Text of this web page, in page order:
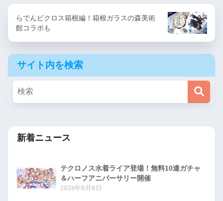
らでんピクロス箱根編！箱根ガラスの森美術
館コラボも
サイト内を検索
新着ニュース
テクロノス水着ライア登場！無料10連ガチャ
＆ハーフアニバーサリー開催
2026年8月8日